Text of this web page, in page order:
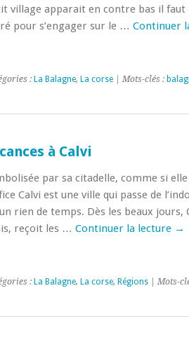
village apparait en contre bas il
pour s’engager sur le … Continuer
: La Balagne, La corse| Mots-clés :
à Calvi
par sa citadelle, comme si
Calvi est une ville qui passe de
rien de temps. Dès les beaux jours,
reçoit les … Continuer la lecture →
: La Balagne, La corse, Régions| Mots-